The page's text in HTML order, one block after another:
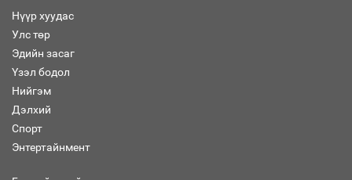
Нүүр хуудас
Улс төр
Эдийн засаг
Үзэл бодол
Нийгэм
Дэлхий
Спорт
Энтертайнмент